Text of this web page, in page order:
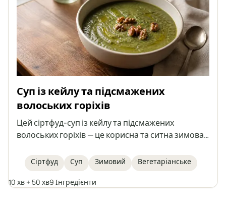
Суп із кейлу та підсмажених
волоських горіхів
Цей сіртфуд-суп із кейлу та підсмажених
волоських горіхів — це корисна та ситна зимова
кейлом, квасолею та посипаний хрусткими
горіхами, він одночасно і заспокійливий, і
смачний.
Сіртфуд Суп Зимовий Вегетаріанське
10 хв + 50 хв9 Інгредієнти